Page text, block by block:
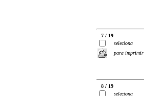
7 / 19
seleciona
para imprimir
8 / 19
seleciona